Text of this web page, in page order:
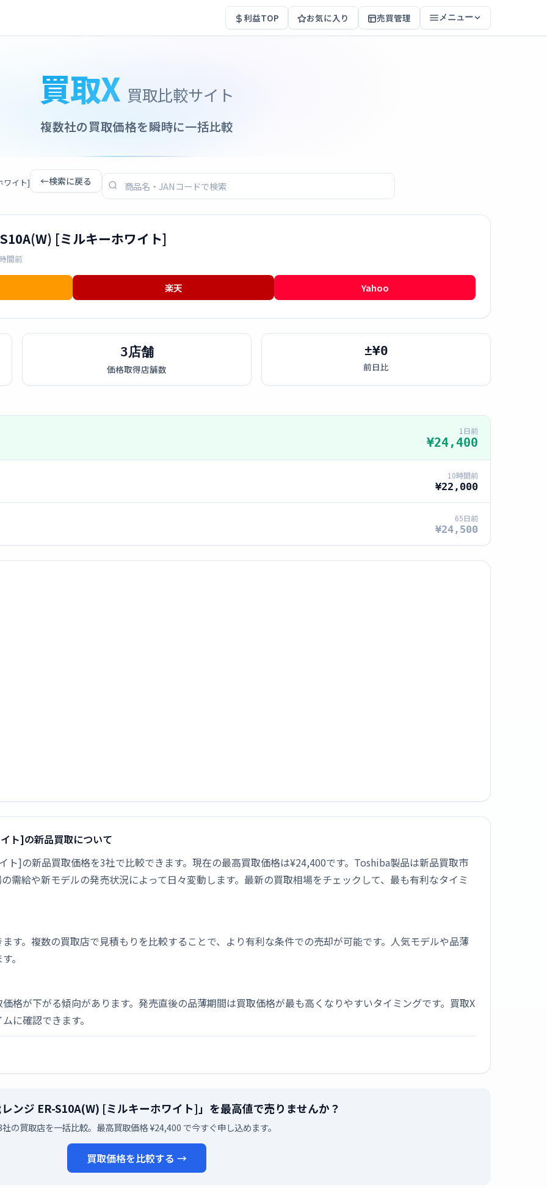
利益TOP お気に入り 売買管理 メニュー
買取X 買取比較サイト
複数社の買取価格を瞬時に一括比較
ワイト] ←検索に戻る
[ミルキーホワイト]
間前
楽天 Yahoo
3店舗
価格取得店舗数
±¥0
前日比
1日前
¥24,400
10時間前
¥22,000
65日前
¥24,500
ト]の新品買取について
ト]の新品買取価格を3社で比較できます。現在の最高買取価格は¥24,400です。Toshiba製品は新品買取市
需給や新モデルの発売状況によって日々変動します。最新の買取相場をチェックして、最も有利なタイミ
す。複数の買取店で見積もりを比較することで、より有利な条件での売却が可能です。人気モデルや品薄
。
格が下がる傾向があります。発売直後の品薄期間は買取価格が最も高くなりやすいタイミングです。買取X
に確認できます。
ンジ ER-S10A(W) [ミルキーホワイト]」を最高値で売りませんか？
の買取店を一括比較。最高買取価格 ¥24,400 で今すぐ申し込めます。
買取価格を比較する →